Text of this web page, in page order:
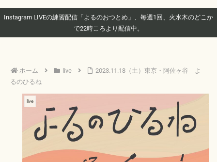
Instagram LIVEの練習配信「よるのおつとめ」、毎週1回、火水木のどこか
で22時ころより配信中。
ホーム live
2023.11.18（土）東京・阿佐ヶ谷 よ
るのひるね
live